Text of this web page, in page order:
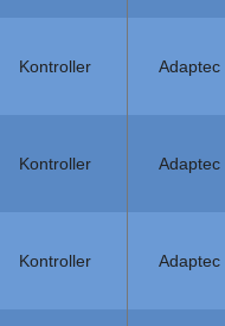
Kontroller Adaptec
Kontroller Adaptec
Kontroller Adaptec